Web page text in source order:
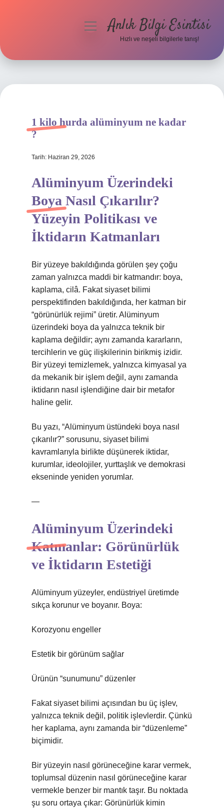
Hakkımızda
menüyüAnlık Bilgi Esintisi
Hızlı ve neşeli bilgilerle tanış!
1 kilo hurda alüminyum ne kadar
?
Tarih: Haziran 29, 2026
Alüminyum Üzerindeki
Boya Nasıl Çıkarılır?
Yüzeyin Politikası ve
İktidarın Katmanları
Bir yüzeye bakıldığında görülen şey çoğu
zaman yalnızca maddi bir katmandır: boya,
kaplama, cilâ. Fakat siyaset bilimi
perspektifinden bakıldığında, her katman bir
“görünürlük rejimi” üretir. Alüminyum
üzerindeki boya da yalnızca teknik bir
kaplama değildir; aynı zamanda kararların,
tercihlerin ve güç ilişkilerinin birikmiş izidir.
Bir yüzeyi temizlemek, yalnızca kimyasal ya
da mekanik bir işlem değil, aynı zamanda
iktidarın nasıl işlendiğine dair bir metafor
haline gelir.
Bu yazı, “Alüminyum üstündeki boya nasıl
çıkarılır?” sorusunu, siyaset bilimi
kavramlarıyla birlikte düşünerek iktidar,
kurumlar, ideolojiler, yurttaşlık ve demokrasi
ekseninde yeniden yorumlar.
—
Alüminyum Üzerindeki
Katmanlar: Görünürlük
ve İktidarın Estetiği
Alüminyum yüzeyler, endüstriyel üretimde
sıkça korunur ve boyanır. Boya:
Korozyonu engeller
Estetik bir görünüm sağlar
Ürünün “sunumunu” düzenler
Fakat siyaset bilimi açısından bu üç işlev,
yalnızca teknik değil, politik işlevlerdir. Çünkü
her kaplama, aynı zamanda bir “düzenleme”
biçimidir.
Bir yüzeyin nasıl görüneceğine karar vermek,
toplumsal düzenin nasıl görüneceğine karar
vermekle benzer bir mantık taşır. Bu noktada
şu soru ortaya çıkar: Görünürlük kimin